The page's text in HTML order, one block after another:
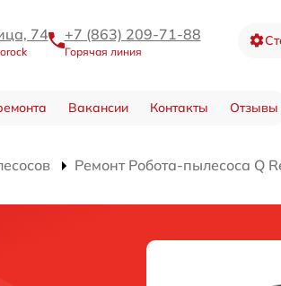
74 +7 (863) 209-71-88
Горячая линия
Вакансии Контакты Отзывы
Ремонт Робота-пылесоса Q